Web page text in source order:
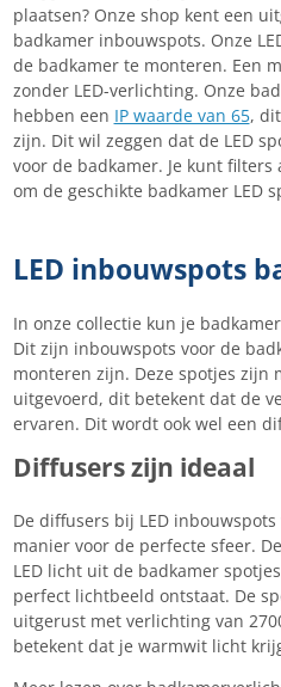
plaatsen? Onze shop kent een
badkamer inbouwspots. Onze
de badkamer te monteren. Een
zonder LED-verlichting. Onze
hebben een IP waarde van 65,
zijn. Dit wil zeggen dat de LED
voor de badkamer. Je kunt
om de geschikte badkamer LED
LED inbouwspots
In onze collectie kun je
Dit zijn inbouwspots voor de
monteren zijn. Deze spotjes zijn
uitgevoerd, dit betekent dat de
ervaren. Dit wordt ook wel een
Diffusers zijn ideaal
De diffusers bij LED
manier voor de perfecte sfeer.
LED licht uit de badkamer
perfect lichtbeeld ontstaat. De
uitgerust met verlichting van
betekent dat je warmwit licht